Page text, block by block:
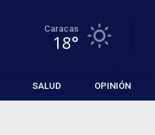
Caracas
18°
SALUD OPINIÓN